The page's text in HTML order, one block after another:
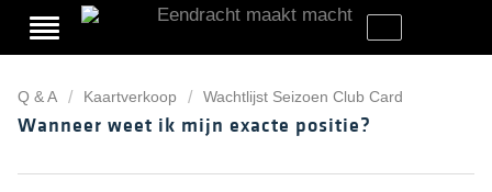
Q & A Kaartverkoop Wachtlijst Seizoen Club Card
Wanneer weet ik mijn exacte positie?